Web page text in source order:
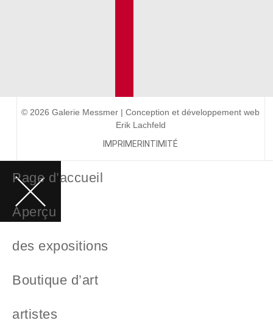
© 2026 Galerie Messmer | Conception et développement web
Erik Lachfeld
IMPRIMER INTIMITÉ
Page d’accueil
Aperçu
des expositions
Boutique d’art
artistes